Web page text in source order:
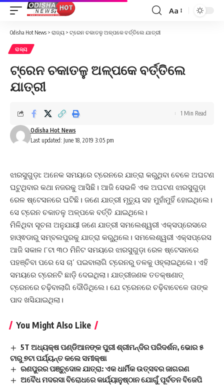
Font
Aa
Odisha Hot News > ରାଜ୍ୟ > ଟ୍ରେନ ଚକାତଳୁ ଅଳ୍ପକେ ବର୍ତ୍ତିଲେ ଯାତ୍ରୀ
ରାଜ୍ୟ
ଟ୍ରେନ ଚକାତଳୁ ଅଳ୍ପକେ ବର୍ତ୍ତିଲେ
ଯାତ୍ରୀ
Last updated: June 18, 2019 3:05 pm
Odisha Hot News
1 Min Read
ଝାରସୁଗୁଡ଼ା: ଅନେକ ସମୟରେ ଟ୍ରେନରେ ଯାତ୍ରା କରୁଥିବା ବେଳେ ଅଘଟଣ
ଘଟୁଥିବାର କଥା ନଜରକୁ ଆସିଛି। ଆଜି ସେଭଳି ଏକ ଅଘଟଣ ଝାରସୁଗୁଡ଼ା
ରେଳ ଷ୍ଟେସନରେ ଘଟିଛି। ଜଣେ ଯାତ୍ରୀ ମୃତ୍ୟୁ ସହ ମୁହାଁମୁହିଁ ହୋଇଥିଲେ।
ସେ ଟ୍ରେନ ଚକାତଳୁ ଅଳ୍ପକେ ବର୍ତ୍ତି ଯାଇଥିଲେ।
ମିଳିଥିବା ସୂଚନା ଅନୁଯାୟୀ ଜଣେ ଯାତ୍ରୀ ସମଲେଶ୍ୱରୀ ଏକ୍ସପ୍ରେସରେ
ହାଓ୍ଵଡାରୁ ସମ୍ବଲପୁରକୁ ଯାତ୍ରା କରୁଥିଲେ। ସମଲେଶ୍ୱରୀ ଏକ୍ସପ୍ରେସ
ଆଜି ସକାଳ ୮ଟା ୩୦ ମିନିଟ ସମୟରେ ଝାରସୁଗୁଡ଼ା ରେଳ ଷ୍ଟେସନରେ
ପହଞ୍ଚିବା ପରେ ସେ ଚା’ ପଇବାଲାଗି ଟ୍ରେନରୁ ତଳକୁ ଓହ୍ଲାଇଥିଲେ। ଏହି
ସମୟରେ ଟ୍ରେନଟି ଛାଡ଼ି ଦେଇଥିଲା। ଯାତ୍ରୀଜଣକ ତତକ୍ଷଣାତ୍‌
ଟ୍ରେନରେ ଚଢ଼ିବାଲାଗି ଦୌଡିଥିଲେ। ଯେ ଟ୍ରେନରେ ଚଢ଼ିବାବେଳେ ତାଙ୍କ
ପାଦ ଖସିଯାଇଥିଲା।
You Might Also Like
5T ଅଧ୍ୟକ୍ଷ ପଣ୍ଡିଆନଙ୍କ ପୁରୀ ଶ୍ରୀମନ୍ଦିର ପରିଦର୍ଶନ, ଭୋର ୫
ଟାରୁ ୭ଟା ପର୍ଯ୍ୟନ୍ତ କଲେ ସମୀକ୍ଷା
ରଣପୁରର ପଞ୍ଚୁ୍ଦୋଳ ଯାତ୍ରା: ଏକ ଧାର୍ମିକ ଉତ୍ସବର ଜାଗରଣ
ଅବୈଧ ମଦରସା ବିରୋଧରେ କାର୍ଯ୍ୟାନୁଷ୍ଠାନ ଯୋଗୁଁ ପୂର୍ବତନ ବିଜେପି